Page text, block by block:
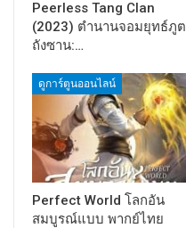
Peerless Tang Clan
(2023) ตำนานจอมยุทธ์ภูต
ถังซาน:…
ดูการ์ตูนออนไลน์
Perfect World โลกอัน
สมบูรณ์แบบ พากย์ไทย